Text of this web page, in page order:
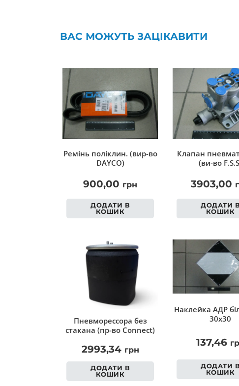
ВАС МОЖУТЬ ЗАЦІКАВИТИ
Ремінь поліклин. (вир-во
DAYCO)
900,00 грн
ДОДАТИ В
КОШИК
Клапан
(ви-во
3903,00
ДОДАТИ В
КОШИК
Пневморессора без
стакана (пр-во Connect)
2993,34 грн
ДОДАТИ В
КОШИК
Наклейка АДР
30х30
137,46
ДОДАТИ В
КОШИК